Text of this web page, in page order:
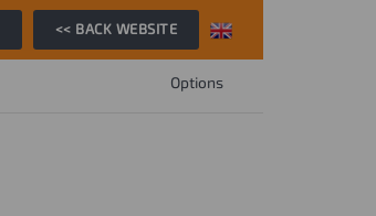
<< BACK WEBSITE
Options